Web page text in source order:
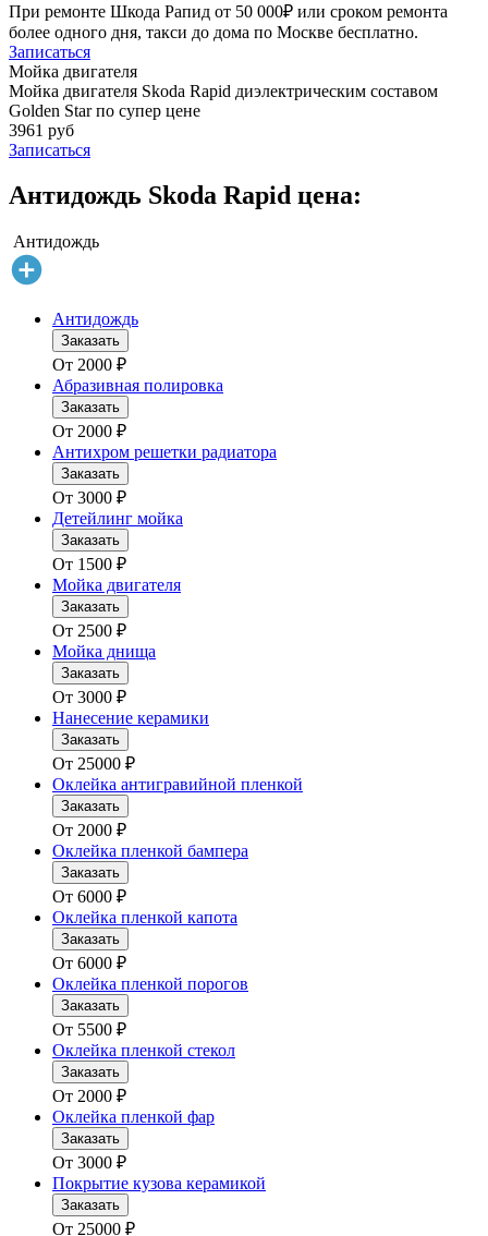
При ремонте Шкода Рапид от 50 000₽ или сроком ремонта
более одного дня, такси до дома по Москве бесплатно.
Записаться
Мойка двигателя
Мойка двигателя Skoda Rapid диэлектрическим составом
Golden Star по супер цене
3961 руб
Записаться
Антидождь Skoda Rapid цена:
Антидождь
Антидождь
Заказать
От 2000 ₽
Абразивная полировка
Заказать
От 2000 ₽
Антихром решетки радиатора
Заказать
От 3000 ₽
Детейлинг мойка
Заказать
От 1500 ₽
Мойка двигателя
Заказать
От 2500 ₽
Мойка днища
Заказать
От 3000 ₽
Нанесение керамики
Заказать
От 25000 ₽
Оклейка антигравийной пленкой
Заказать
От 2000 ₽
Оклейка пленкой бампера
Заказать
От 6000 ₽
Оклейка пленкой капота
Заказать
От 6000 ₽
Оклейка пленкой порогов
Заказать
От 5500 ₽
Оклейка пленкой стекол
Заказать
От 2000 ₽
Оклейка пленкой фар
Заказать
От 3000 ₽
Покрытие кузова керамикой
Заказать
От 25000 ₽